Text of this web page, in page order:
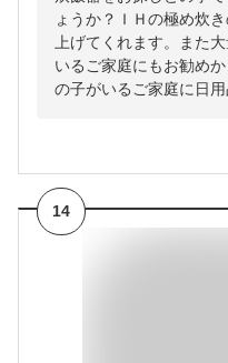
ょうか？ＩＨの極め炊
上げてくれます。また
いるご家庭にもお勧め
の子がいるご家庭に日
14